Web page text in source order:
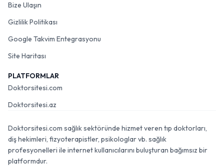
Bize Ulaşın
Gizlilik Politikası
Google Takvim Entegrasyonu
Site Haritası
PLATFORMLAR
Doktorsitesi.com
Doktorsitesi.az
Doktorsitesi.com sağlık sektöründe hizmet veren tıp doktorları,
diş hekimleri, fizyoterapistler, psikologlar vb. sağlık
profesyonelleri ile internet kullanıcılarını buluşturan bağımsız bir
platformdur.